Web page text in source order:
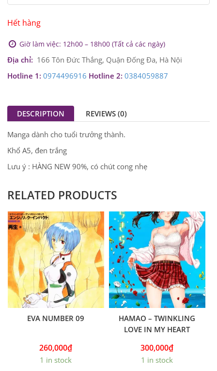
Hết hàng
Giờ làm việc: 12h00 – 18h00 (Tất cả các ngày)
Địa chỉ: 166 Tôn Đức Thắng, Quận Đống Đa, Hà Nội
Hotline 1: 0974496916 Hotline 2: 0384059887
DESCRIPTION REVIEWS (0)
Manga dành cho tuổi trưởng thành.
Khổ A5, đen trắng
Lưu ý : HÀNG NEW 90%, có chút cong nhẹ
RELATED PRODUCTS
EVA NUMBER 09
260,000₫
1 in stock
HAMAO – TWINKLING
LOVE IN MY HEART
300,000₫
1 in stock